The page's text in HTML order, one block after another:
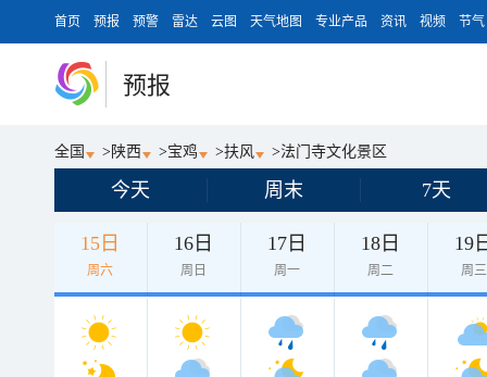
首页 预报 预警 雷达 云图 天气地图 专业产品 资讯 视频 节气
预报
全国 > 陕西 >宝鸡 >扶风 >法门寺文化景区
今天 周末 7天
15日
周六
16日
周日
17日
周一
18日
周二
19
周三